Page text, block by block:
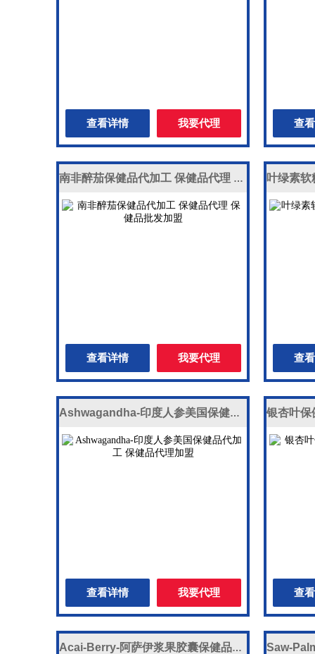
查看详情 我要代理 查
南非醉茄保健品代加工 保健品代理 保健品批发加盟
查看详情 我要代理 查
Ashwagandha-印度人参美国保健品代加工 保健品代理加盟
查看详情 我要代理 查
Acai-Berry-阿萨伊浆果胶囊保健品代加工 乐美加 保健品批发加盟